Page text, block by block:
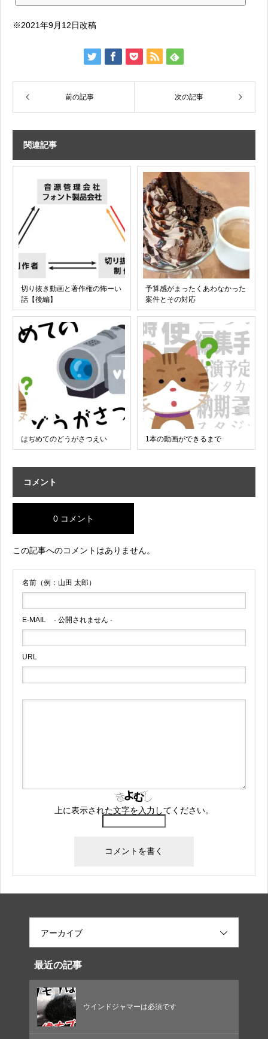
許可』動画制作をされている方の多くは有料の音源やフォントを使用しているこ
音源なのですが、「自由に使っていい」のではなく「権利者（もしくは権利管理
※2021年9月12日改稿
前の記事 次の記事
関連記事
切り抜き動画と著作権の怖ーい
話【後編】
予算感がまったくあわなかった
案件とその対応
はぢめてのどうがさつえい 1本の動画ができるまで
コメント
0 コメント
この記事へのコメントはありません。
名前（例：山田 太郎）
E-MAIL - 公開されません -
URL
上に表示された文字を入力してください。
アーカイブ
最近の記事
ウインドジャマーは必須です